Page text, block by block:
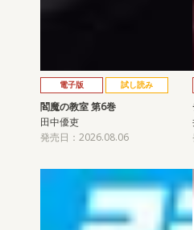
電子版 試し読み
閻魔の教室 第6巻
田中優吏
発売日：2026.08.06